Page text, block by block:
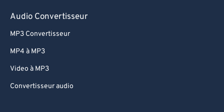
Audio Convertisseur
MP3 Convertisseur
MP4 à MP3
Video à MP3
Convertisseur audio